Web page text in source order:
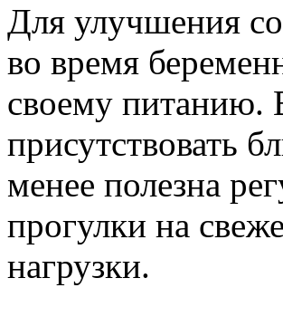
Для улучшения
во время
своему питанию.
присутствовать
менее полезна
прогулки на
нагрузки.